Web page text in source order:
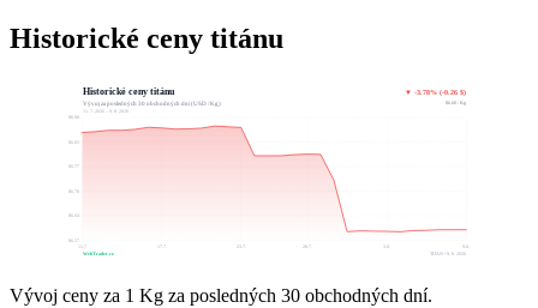
Historické ceny titánu
Historické ceny titánu
Vývoj za posledných 30 obchodných dní (USD / Kg)
11. 7. 2026 – 9. 8. 2026
▼ -3.78% (-0.26 $)
$6.60 / Kg
$6.57
$6.70
11.7. 17.7. 23.7. 28.7.
WebTrader.cz TITAN • 9. 8. 2026
Vývoj ceny za 1 Kg za posledných 30 obchodných dní.